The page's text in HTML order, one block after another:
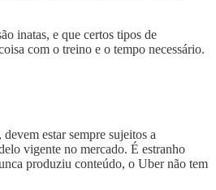
inatas, e que certos tipos de
com o treino e o tempo necessário.
estar sempre sujeitos a
vigente no mercado. É estranho
produziu conteúdo, o Uber não tem